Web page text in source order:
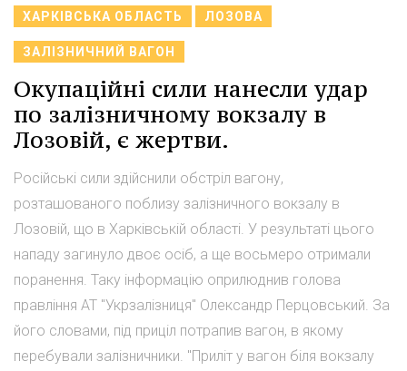
ХАРКІВСЬКА ОБЛАСТЬ ЛОЗОВА
ЗАЛІЗНИЧНИЙ ВАГОН
Окупаційні сили нанесли удар
по залізничному вокзалу в
Лозовій, є жертви.
Російські сили здійснили обстріл вагону,
розташованого поблизу залізничного вокзалу в
Лозовій, що в Харківській області. У результаті цього
нападу загинуло двоє осіб, а ще восьмеро отримали
поранення. Таку інформацію оприлюднив голова
правління АТ "Укрзалізниця" Олександр Перцовський. За
його словами, під приціл потрапив вагон, в якому
перебували залізничники. "Приліт у вагон біля вокзалу